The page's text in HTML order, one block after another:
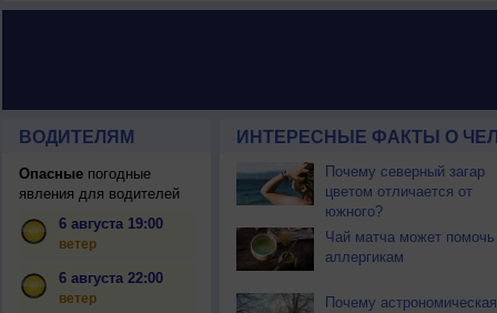
ВОДИТЕЛЯМ
Опасныепогодные
явления для водителей
6 августа 19:00
ветер
6 августа 22:00
ветер
ИНТЕРЕСНЫЕ ФАКТЫ О
Почему северный загар
цветом отличается от
южного?
Чай матча может помочь
аллергикам
Почему астрономическая